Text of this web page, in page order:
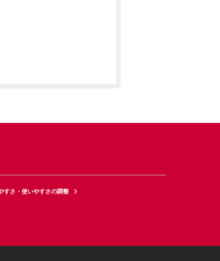
すさ・使いやすさの調整